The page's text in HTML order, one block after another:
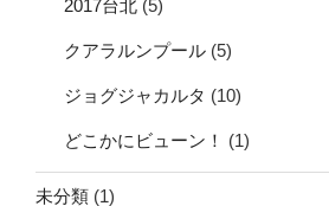
2017台北 (5)
クアラルンプール (5)
ジョグジャカルタ (10)
どこかにビューン！ (1)
未分類 (1)